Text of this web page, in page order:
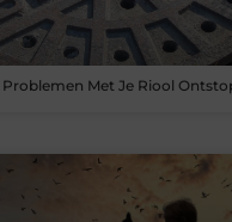
Met Je Riool